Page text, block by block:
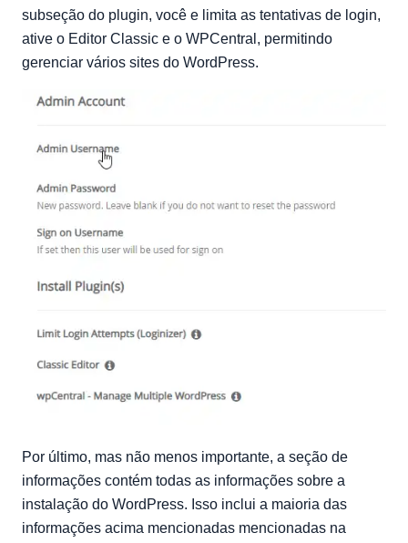
subseção do plugin, você e limita as tentativas de login,
ative o Editor Classic e o WPCentral, permitindo
gerenciar vários sites do WordPress.
Por último, mas não menos importante, a seção de
informações contém todas as informações sobre a
instalação do WordPress. Isso inclui a maioria das
informações acima mencionadas mencionadas na